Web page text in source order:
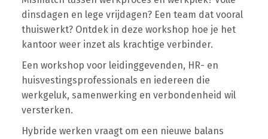
dinsdagen en lege vrijdagen? Een team dat vooral
thuiswerkt? Ontdek in deze workshop hoe je het
kantoor weer inzet als krachtige verbinder.
Een workshop voor leidinggevenden, HR- en
huisvestingsprofessionals en iedereen die
werkgeluk, samenwerking en verbondenheid wil
versterken.
Hybride werken vraagt om een nieuwe balans